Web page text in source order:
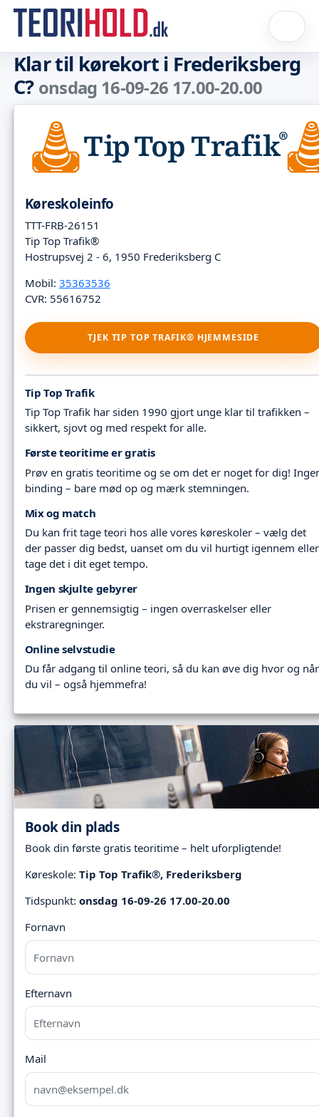
Klar til kørekort i Frederiksberg
C? onsdag 16-09-26 17.00-20.00
Køreskoleinfo
TTT-FRB-26151
Tip Top Trafik®
Hostrupsvej 2 - 6, 1950 Frederiksberg C
Mobil: 35363536
CVR: 55616752
TJEK TIP TOP TRAFIK® HJEMMESIDE
Tip Top Trafik
Tip Top Trafik har siden 1990 gjort unge klar til trafikken –
sikkert, sjovt og med respekt for alle.
Første teoritime er gratis
Prøv en gratis teoritime og se om det er noget for dig!
binding – bare mød op og mærk stemningen.
Mix og match
Du kan frit tage teori hos alle vores køreskoler – vælg det
der passer dig bedst, uanset om du vil hurtigt igennem eller
tage det i dit eget tempo.
Ingen skjulte gebyrer
Prisen er gennemsigtig – ingen overraskelser eller
ekstraregninger.
Online selvstudie
Du får adgang til online teori, så du kan øve dig hvor og når
du vil – også hjemmefra!
Book din plads
Book din første gratis teoritime – helt uforpligtende!
Køreskole: Tip Top Trafik®, Frederiksberg
Tidspunkt: onsdag 16-09-26 17.00-20.00
Fornavn
Efternavn
Mail